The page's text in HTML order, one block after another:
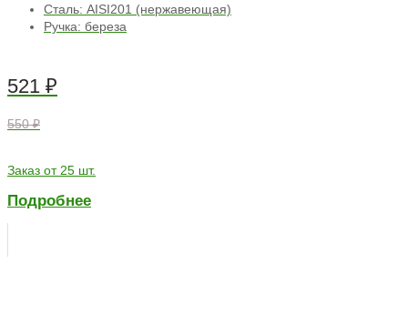
Сталь: AISI201 (нержавеющая)
Ручка: береза
521 ₽
550 ₽
Заказ от 25 шт.
Подробнее